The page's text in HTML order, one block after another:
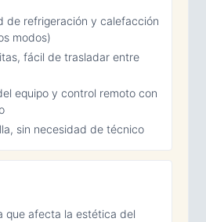
de refrigeración y calefacción
modos)
fácil de trasladar entre
equipo y control remoto con
sin necesidad de técnico
que afecta la estética del